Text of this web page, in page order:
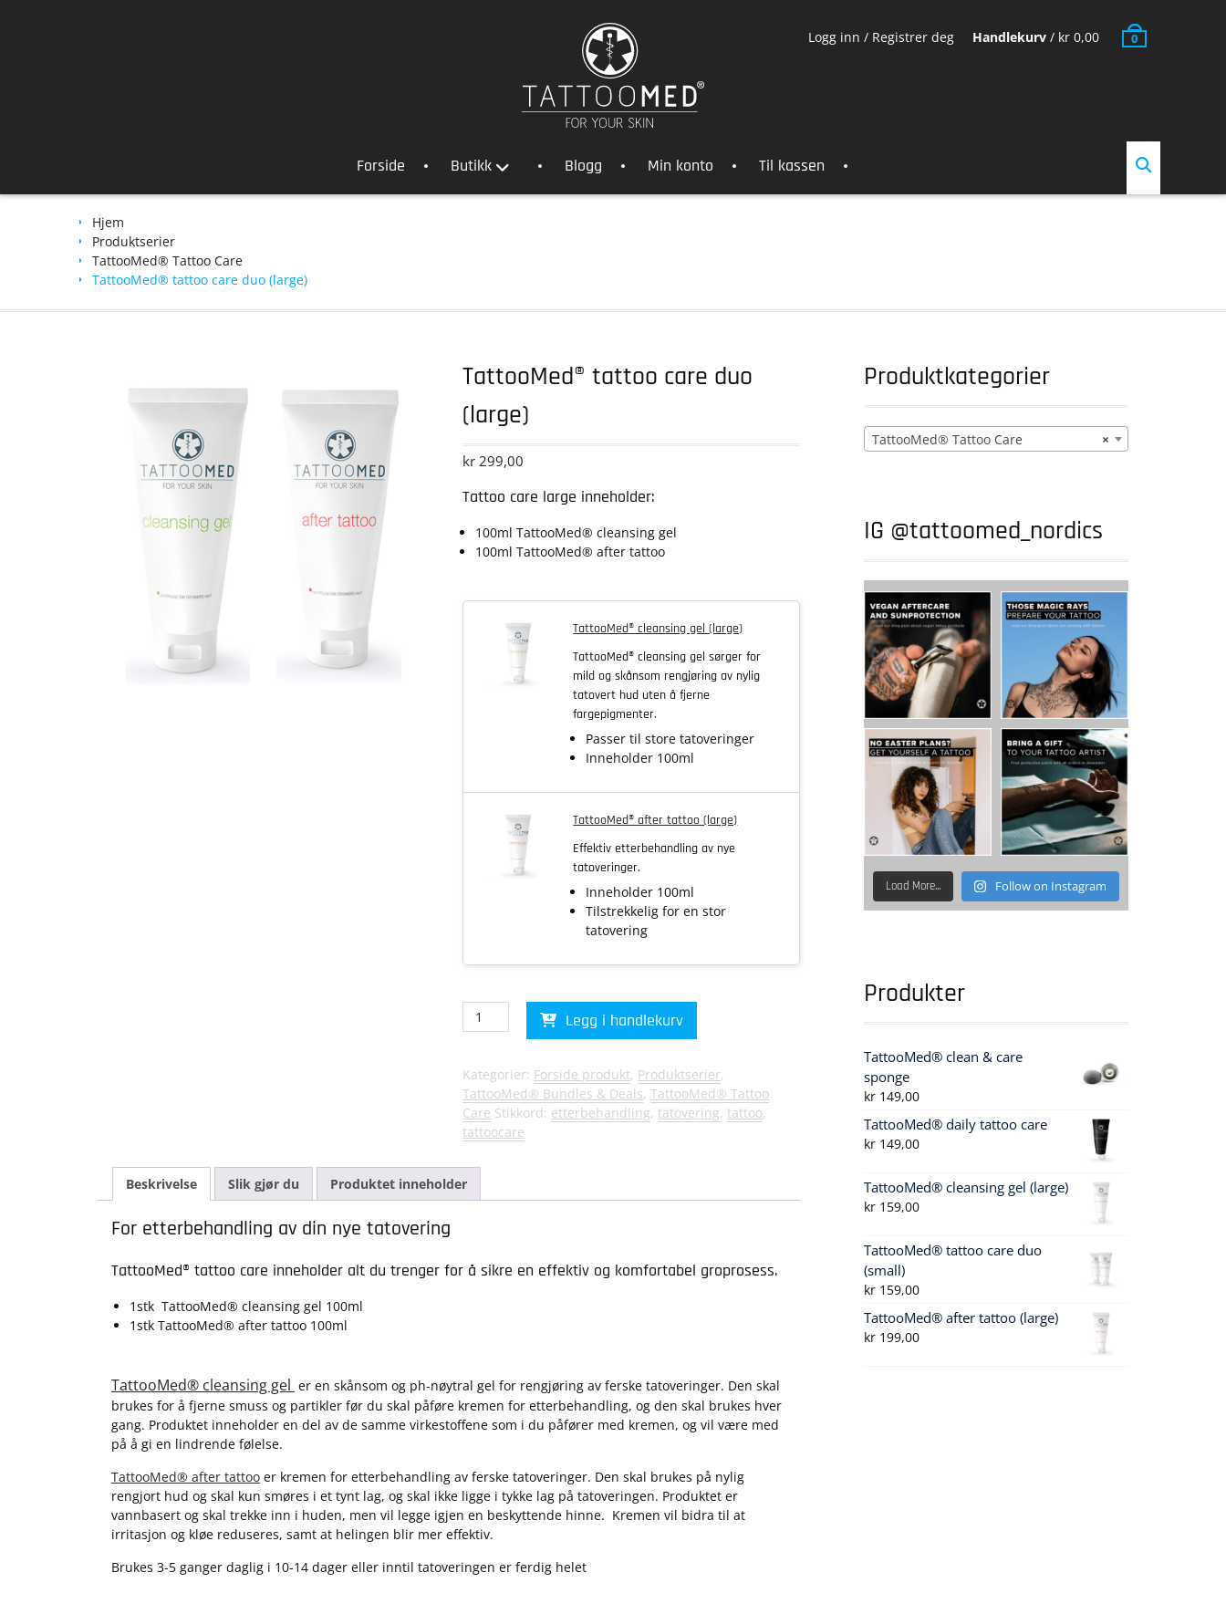
Logg inn / Registrer deg Handlekurv / kr 0,00 0
Forside Butikk Blogg Min konto Til kassen
Hjem
Produktserier
TattooMed® Tattoo Care
TattooMed® tattoo care duo (large)
TattooMed® tattoo care duo
(large)
kr 299,00
Tattoo care large inneholder:
100ml TattooMed® cleansing gel
100ml TattooMed® after tattoo
TattooMed® cleansing gel (large)
TattooMed® cleansing gel sørger for
mild og skånsom rengjøring av nylig
tatovert hud uten å fjerne
fargepigmenter.
Passer til store tatoveringer
Inneholder 100ml
TattooMed® after tattoo (large)
Effektiv etterbehandling av nye
tatoveringer.
Inneholder 100ml
Tilstrekkelig for en stor
tatovering
TattooMed®
tattoo
duo
(large)
antall
Legg i handlekurv
Kategorier: Forside produkt, Produktserier,
TattooMed® Bundles & Deals,TattooMed® Tattoo
Care Stikkord: etterbehandling,tatovering,tattoo,
tattoocare
Beskrivelse Slik gjør du Produktet inneholder
For etterbehandling av din nye tatovering
TattooMed® tattoo care inneholder alt du trenger for å sikre en effektiv og komfortabel groprosess.
1stk TattooMed® cleansing gel 100ml
1stk TattooMed® after tattoo 100ml
TattooMed® cleansing gel er en skånsom og ph-nøytral gel for rengjøring av ferske tatoveringer. Den skal
brukes for å fjerne smuss og partikler før du skal påføre kremen for etterbehandling, og den skal brukes hver
gang. Produktet inneholder en del av de samme virkestoffene som i du påfører med kremen, og vil være med
på å gi en lindrende følelse.
TattooMed® after tattoo er kremen for etterbehandling av ferske tatoveringer. Den skal brukes på nylig
rengjort hud og skal kun smøres i et tynt lag, og skal ikke ligge i tykke lag på tatoveringen. Produktet er
vannbasert og skal trekke inn i huden, men vil legge igjen en beskyttende hinne. Kremen vil bidra til at
irritasjon og kløe reduseres, samt at helingen blir mer effektiv.
Brukes 3-5 ganger daglig i 10-14 dager eller inntil tatoveringen er ferdig helet
Produktkategorier
×
TattooMed® Tattoo Care
IG @tattoomed_nordics
Load More... Follow on Instagram
Produkter
TattooMed® clean & care
sponge
kr 149,00
TattooMed® daily tattoo care
kr 149,00
TattooMed® cleansing gel (large)
kr 159,00
TattooMed® tattoo care duo
(small)
kr 159,00
TattooMed® after tattoo (large)
kr 199,00